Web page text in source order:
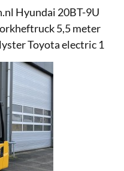
Hyundai 20BT-9U
5,5 meter
Toyota electric 1